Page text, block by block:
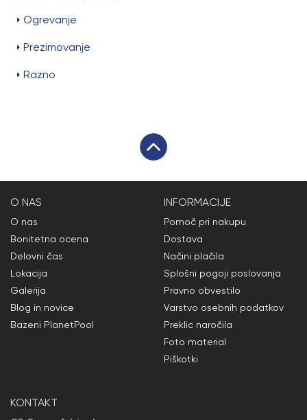
Ogrevanje
Prezimovanje
Razno
O NAS
O nas
Bonitetna ocena
Delovni čas
Lokacija
Galerija
Blog in novice
Bazeni PlanetPool
INFORMACIJE
Pomoč pri nakupu
Dostava
Načini plačila
Splošni pogoji poslovanja
Pravno obvestilo
Varstvo osebnih podatkov
Preklic naročila
Foto material
Piškotki
KONTAKT